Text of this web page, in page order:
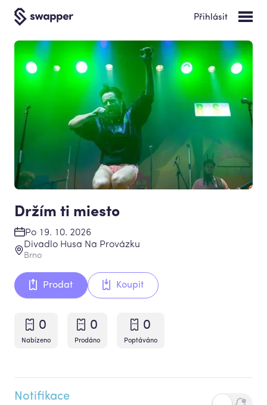
Přihlásit
Držím ti miesto
Po 19. 10. 2026
Divadlo Husa Na Provázku
Brno
Prodat Koupit
0
Nabízeno
0
Prodáno
0
Poptáváno
Notifikace